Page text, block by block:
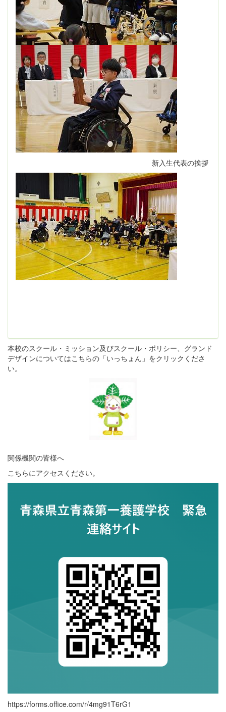
新入生代表の挨拶
本校のスクール・ミッション及びスクール・ポリシー、グランド
デザインについてはこちらの「いっちょん」をクリックくださ
い。
関係機関の皆様へ
こちらにアクセスください。
https://forms.office.com/r/4mg91T6rG1